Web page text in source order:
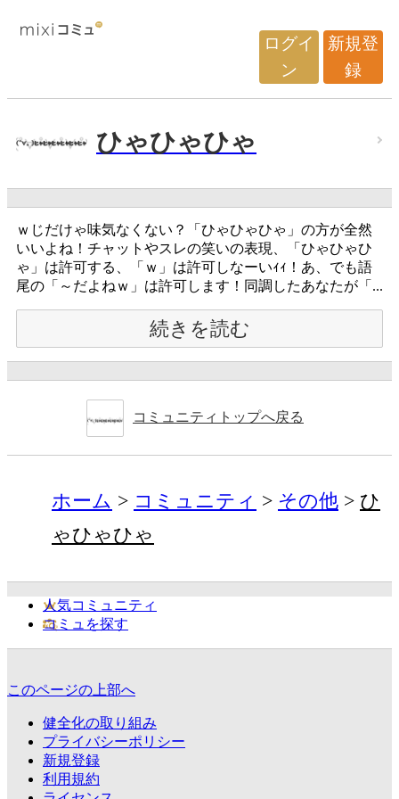
ログイ
ン
新規登
録
ひゃひゃひゃ
ｗじだけゃ味気なくない？「ひゃひゃひゃ」の方が全然
いいよね！チャットやスレの笑いの表現、「ひゃひゃひ
ゃ」は許可する、「ｗ」は許可しなーいｨｨ！あ、でも語
尾の「～だよねｗ」は許可します！同調したあなたが「...
続きを読む
コミュニティトップへ戻る
ホーム コミュニティ その他
ひ
ゃひゃひゃ
人気コミュニティ
コミュを探す
このページの上部へ
健全化の取り組み
プライバシーポリシー
新規登録
利用規約